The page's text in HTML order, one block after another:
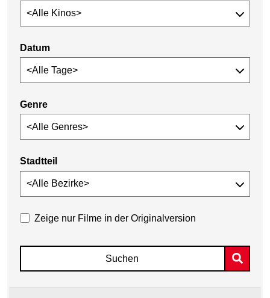
Datum
Genre
Stadtteil
Zeige nur Filme in der Originalversion
Suchen